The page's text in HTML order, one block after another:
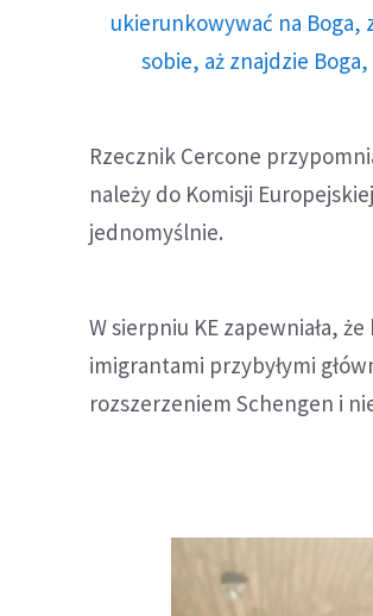
ukierunkowywać na Boga,
sobie, aż znajdzie
Rzecznik Cercone
należy do Komisji
jednomyślnie.
W sierpniu KE zapewniała,
imigrantami przybyłymi
rozszerzeniem Schengen i